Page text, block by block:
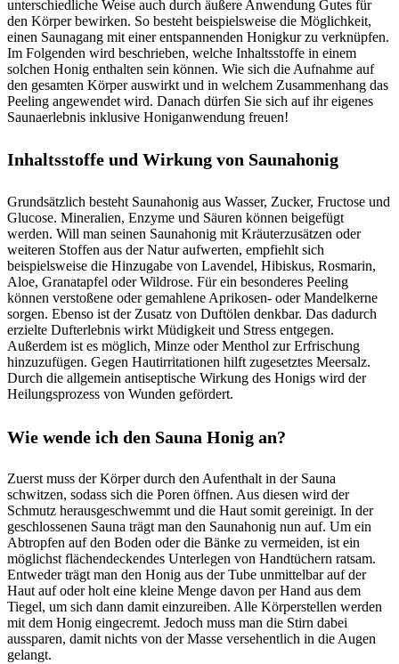
unterschiedliche Weise auch durch äußere Anwendung Gutes für
den Körper bewirken. So besteht beispielsweise die Möglichkeit,
einen Saunagang mit einer entspannenden Honigkur zu verknüpfen.
Im Folgenden wird beschrieben, welche Inhaltsstoffe in einem
solchen Honig enthalten sein können. Wie sich die Aufnahme auf
den gesamten Körper auswirkt und in welchem Zusammenhang das
Peeling angewendet wird. Danach dürfen Sie sich auf ihr eigenes
Saunaerlebnis inklusive Honiganwendung freuen!
Inhaltsstoffe und Wirkung von Saunahonig
Grundsätzlich besteht Saunahonig aus Wasser, Zucker, Fructose und
Glucose. Mineralien, Enzyme und Säuren können beigefügt
werden. Will man seinen Saunahonig mit Kräuterzusätzen oder
weiteren Stoffen aus der Natur aufwerten, empfiehlt sich
beispielsweise die Hinzugabe von Lavendel, Hibiskus, Rosmarin,
Aloe, Granatapfel oder Wildrose. Für ein besonderes Peeling
können verstoßene oder gemahlene Aprikosen- oder Mandelkerne
sorgen. Ebenso ist der Zusatz von Duftölen denkbar. Das dadurch
erzielte Dufterlebnis wirkt Müdigkeit und Stress entgegen.
Außerdem ist es möglich, Minze oder Menthol zur Erfrischung
hinzuzufügen. Gegen Hautirritationen hilft zugesetztes Meersalz.
Durch die allgemein antiseptische Wirkung des Honigs wird der
Heilungsprozess von Wunden gefördert.
Wie wende ich den Sauna Honig an?
Zuerst muss der Körper durch den Aufenthalt in der Sauna
schwitzen, sodass sich die Poren öffnen. Aus diesen wird der
Schmutz herausgeschwemmt und die Haut somit gereinigt. In der
geschlossenen Sauna trägt man den Saunahonig nun auf. Um ein
Abtropfen auf den Boden oder die Bänke zu vermeiden, ist ein
möglichst flächendeckendes Unterlegen von Handtüchern ratsam.
Entweder trägt man den Honig aus der Tube unmittelbar auf der
Haut auf oder holt eine kleine Menge davon per Hand aus dem
Tiegel, um sich dann damit einzureiben. Alle Körperstellen werden
mit dem Honig eingecremt. Jedoch muss man die Stirn dabei
aussparen, damit nichts von der Masse versehentlich in die Augen
gelangt.